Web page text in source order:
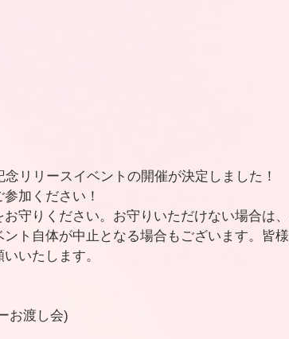
リリースイベントの開催が決定しました！
加ください！
守りください。お守りいただけない場合は
ト自体が中止となる場合もございます。皆
いたします。
お渡し会)